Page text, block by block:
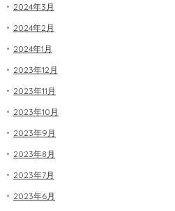
2024年3月
2024年2月
2024年1月
2023年12月
2023年11月
2023年10月
2023年9月
2023年8月
2023年7月
2023年6月